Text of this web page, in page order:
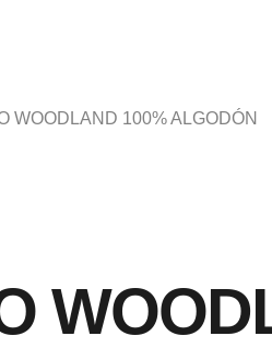
WOODLAND 100% ALGODÓN